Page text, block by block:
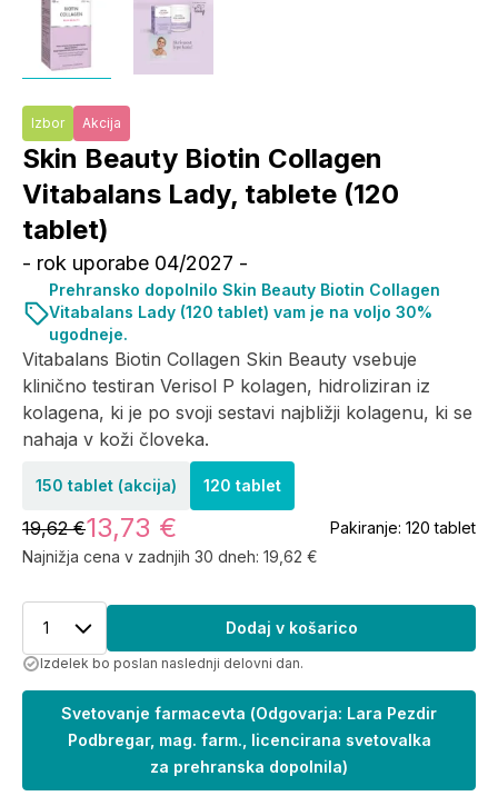
Izbor Akcija
Skin Beauty Biotin Collagen
Vitabalans Lady, tablete (120
tablet)
- rok uporabe 04/2027 -
Vitabalans Biotin Collagen Skin Beauty vsebuje
klinično testiran Verisol P kolagen, hidroliziran iz
kolagena, ki je po svoji sestavi najbližji kolagenu, ki se
nahaja v koži človeka.
150 tablet (akcija) 120 tablet
19,62 €13,73 € Pakiranje: 120 tablet
Najnižja cena v zadnjih 30 dneh: 19,62 €
Prehransko dopolnilo Skin Beauty Biotin Collagen
Vitabalans Lady (120 tablet) vam je na voljo 30%
ugodneje.
1 Dodaj v košarico
Izdelek bo poslan naslednji delovni dan.
Svetovanje farmacevta (Odgovarja: Lara Pezdir
Podbregar, mag. farm., licencirana svetovalka
za prehranska dopolnila)